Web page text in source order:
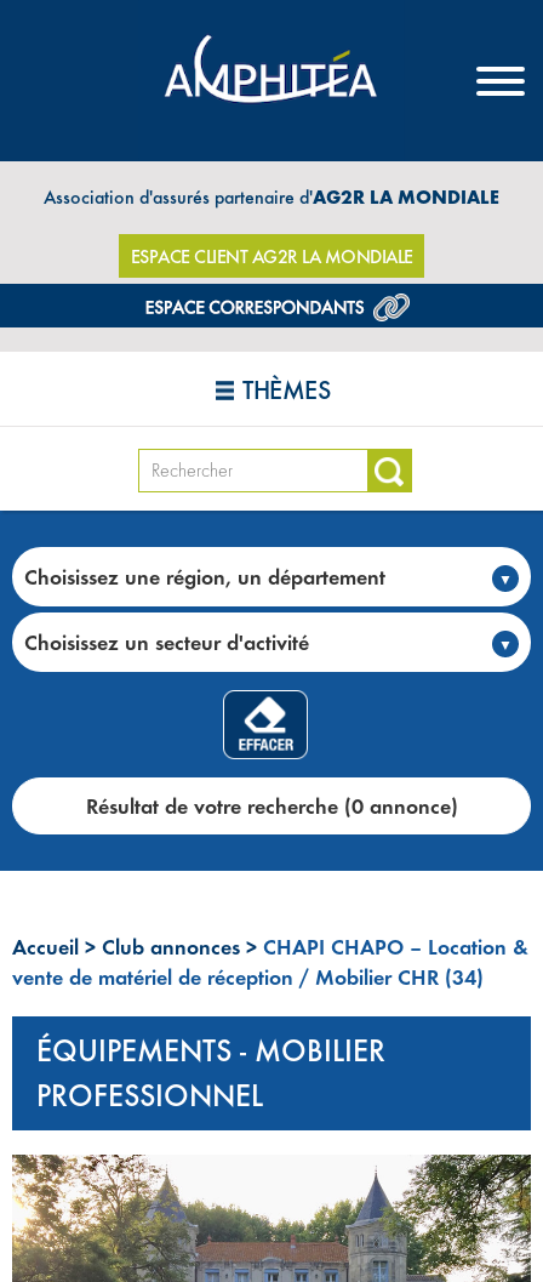
Association d'assurés partenaire d'AG2R LA MONDIALE
ESPACE CLIENT AG2R LA MONDIALE
THÈMES
Choisissez une région, un département
Choisissez un secteur d'activité
Résultat de votre recherche (0 annonce)
Accueil > Club annonces > CHAPI CHAPO – Location &
vente de matériel de réception / Mobilier CHR (34)
ÉQUIPEMENTS - MOBILIER
PROFESSIONNEL